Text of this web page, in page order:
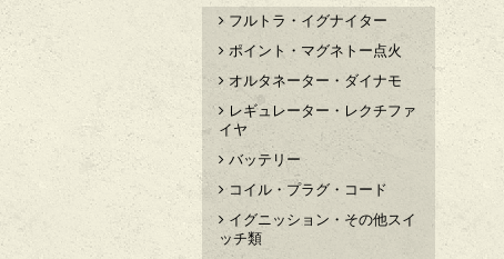
フルトラ・イグナイター
ポイント・マグネトー点火
オルタネーター・ダイナモ
レギュレーター・レクチファ
イヤ
バッテリー
コイル・プラグ・コード
イグニッション・その他スイ
ッチ類